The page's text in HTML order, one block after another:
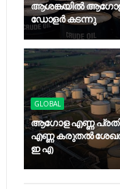
ആശങ്കയിൽ ആഗോള
ഡോളർ കടന്നു
GLOBAL
ആഗോള എണ്ണ
എണ്ണ കരുതൽ
ഇ എ